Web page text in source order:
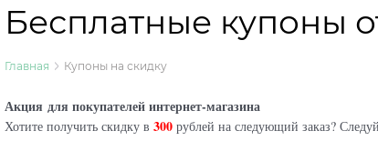
Бесплатные купоны
Главная Купоны на скидку
Акция для покупателей интернет-магазина
Хотите получить скидку в 300 рублей на следующий заказ?